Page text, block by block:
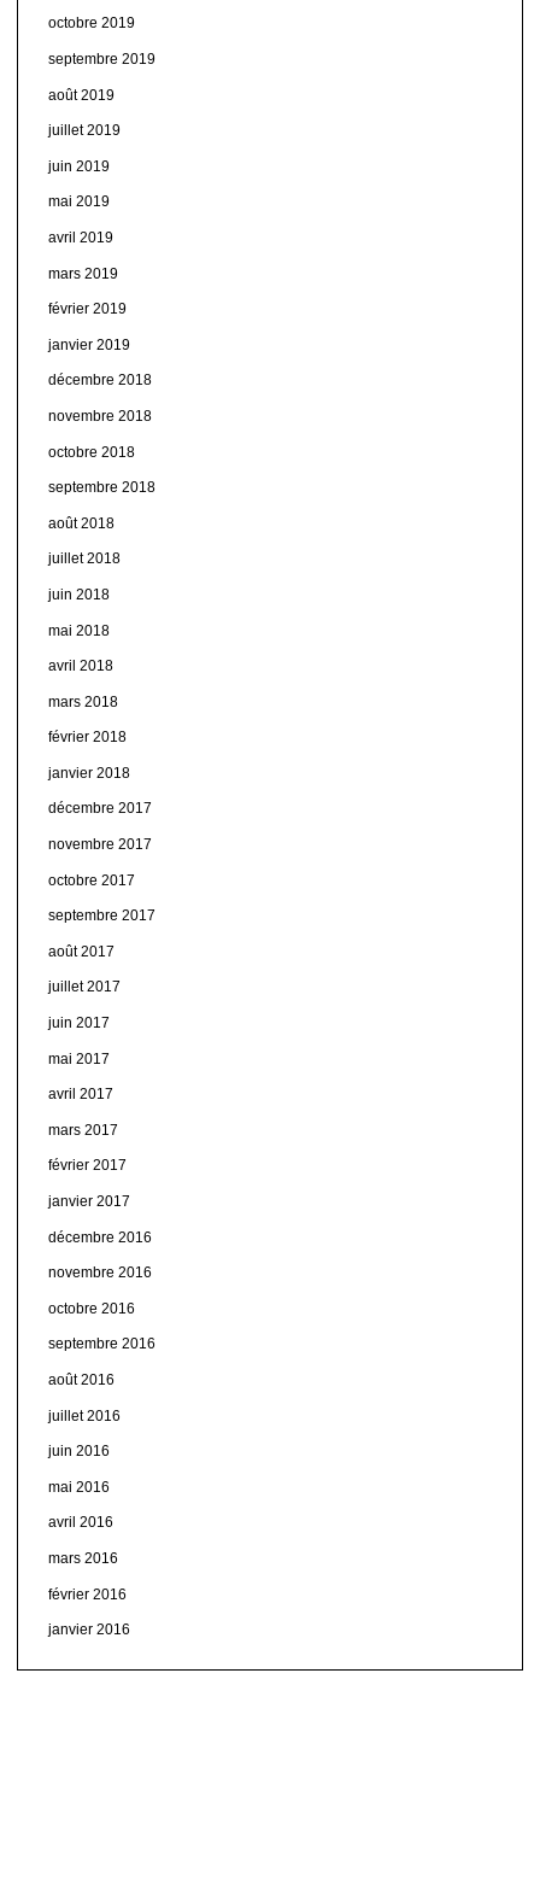
octobre 2019
septembre 2019
août 2019
juillet 2019
juin 2019
mai 2019
avril 2019
mars 2019
février 2019
janvier 2019
décembre 2018
novembre 2018
octobre 2018
septembre 2018
août 2018
juillet 2018
juin 2018
mai 2018
avril 2018
mars 2018
février 2018
janvier 2018
décembre 2017
novembre 2017
octobre 2017
septembre 2017
août 2017
juillet 2017
juin 2017
mai 2017
avril 2017
mars 2017
février 2017
janvier 2017
décembre 2016
novembre 2016
octobre 2016
septembre 2016
août 2016
juillet 2016
juin 2016
mai 2016
avril 2016
mars 2016
février 2016
janvier 2016